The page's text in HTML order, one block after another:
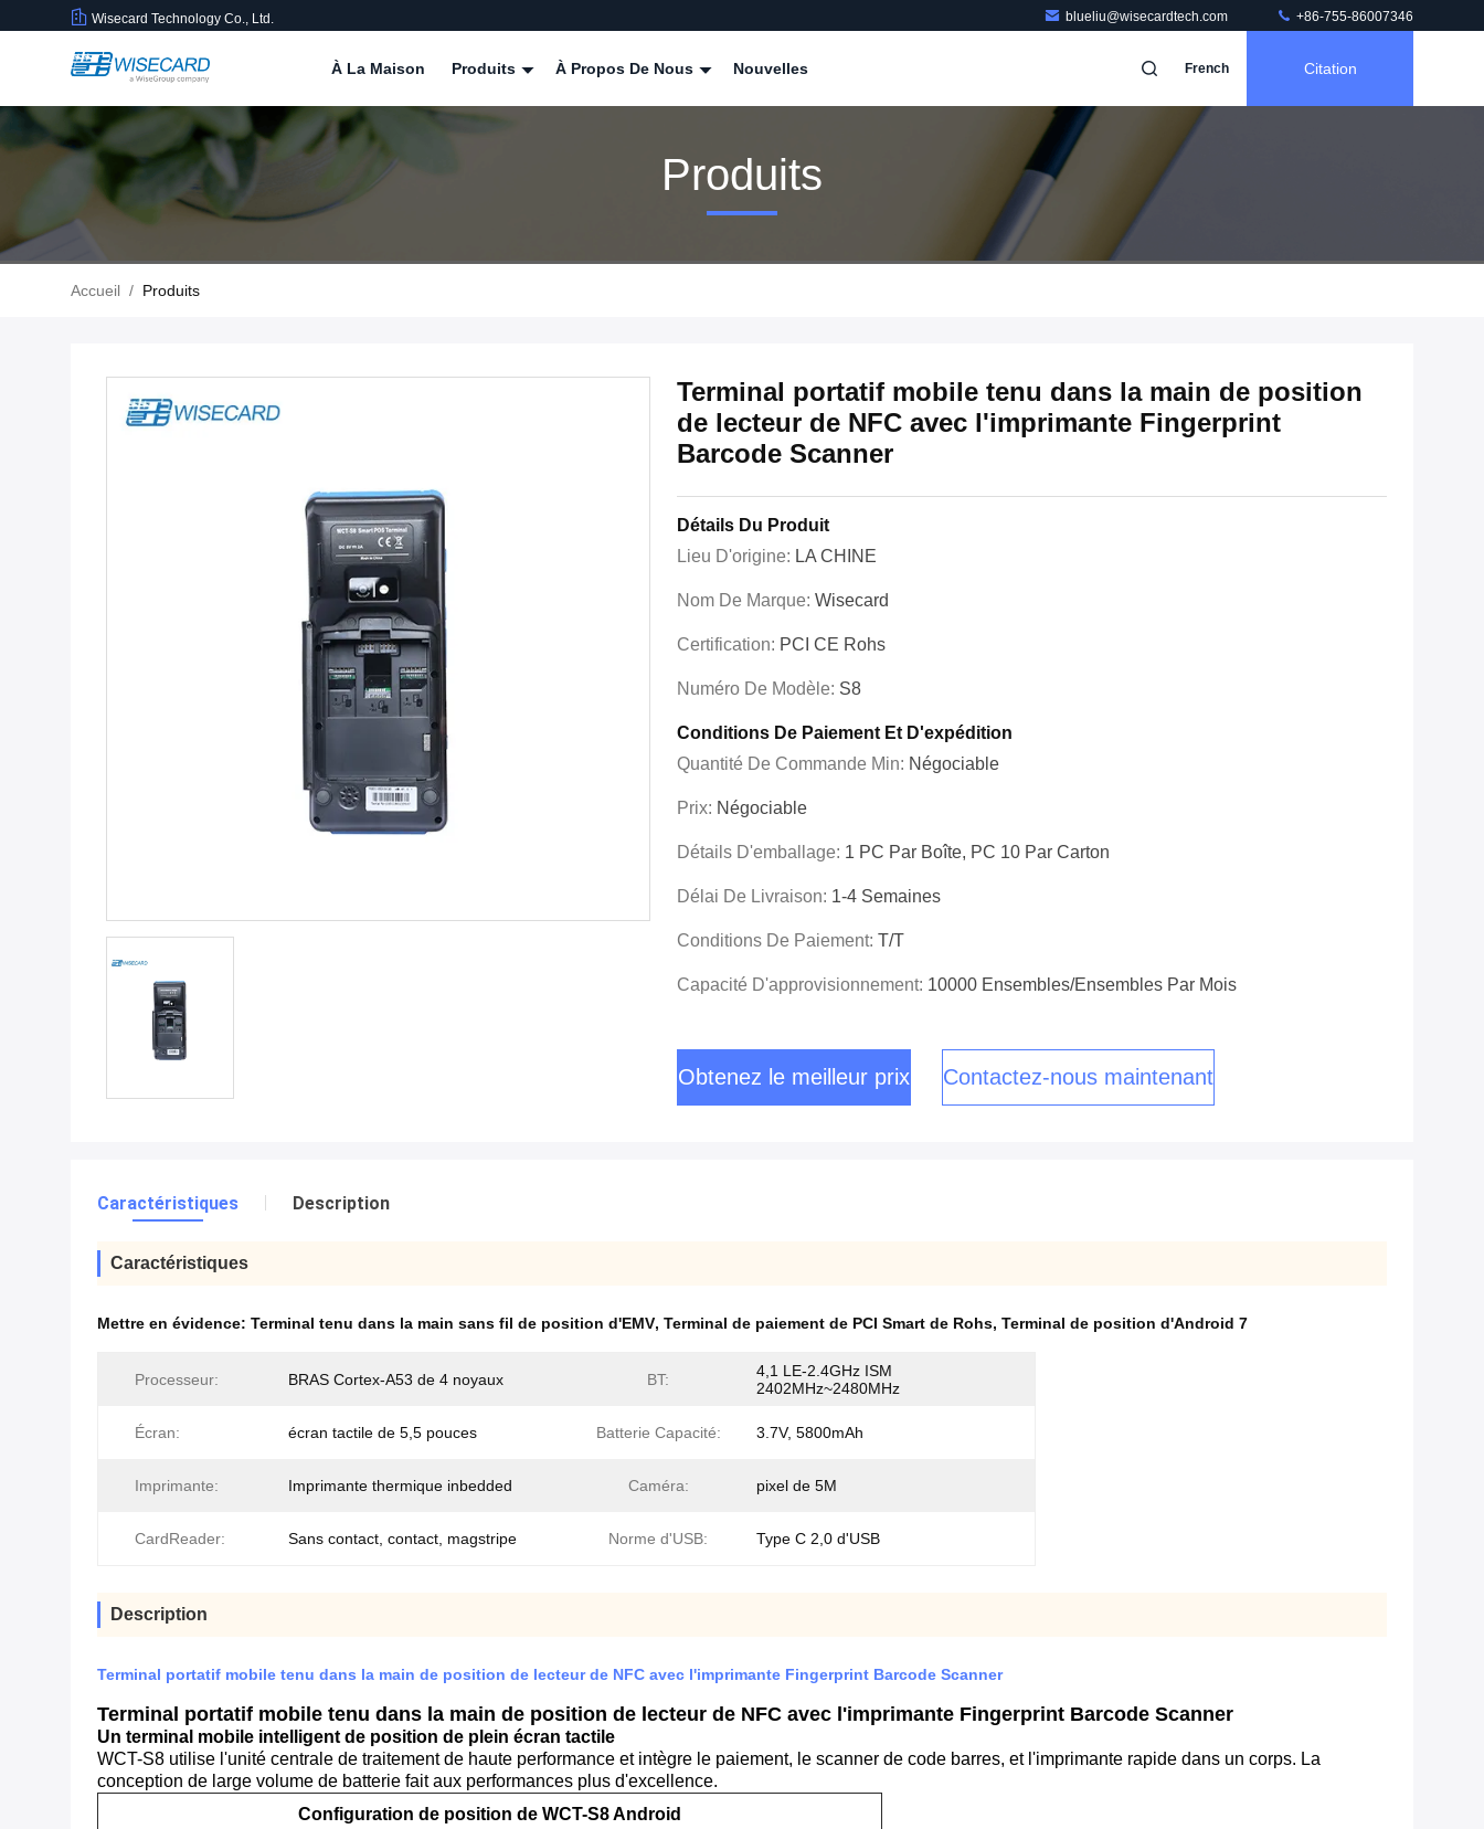
Wisecard Technology Co., Ltd. blueliu@wisecardtech.com +86-755-86007346
À La Maison Produits À Propos De Nous Nouvelles French Citation
Produits
Accueil / Produits
Terminal portatif mobile tenu dans la main de position
de lecteur de NFC avec l'imprimante Fingerprint
Barcode Scanner
Détails Du Produit
Lieu D'origine: LA CHINE
Nom De Marque: Wisecard
Certification: PCI CE Rohs
Numéro De Modèle: S8
Conditions De Paiement Et D'expédition
Quantité De Commande Min: Négociable
Prix: Négociable
Détails D'emballage: 1 PC Par Boîte, PC 10 Par Carton
Délai De Livraison: 1-4 Semaines
Conditions De Paiement: T/T
Capacité D'approvisionnement: 10000 Ensembles/ensembles Par Mois
Obtenez le meilleur prix Contactez-nous maintenant
Caractéristiques Description
Caractéristiques
Mettre en évidence: Terminal tenu dans la main sans fil de position d'EMV, Terminal de paiement de PCI Smart de Rohs, Terminal de position d'Android 7
Processeur: BRAS Cortex-A53 de 4 noyaux BT:
4,1 LE-2.4GHz ISM
2402MHz~2480MHz
Écran: écran tactile de 5,5 pouces Batterie Capacité: 3.7V, 5800mAh
Imprimante: Imprimante thermique inbedded Caméra: pixel de 5M
CardReader: Sans contact, contact, magstripe Norme d'USB: Type C 2,0 d'USB
Description
Terminal portatif mobile tenu dans la main de position de lecteur de NFC avec l'imprimante Fingerprint Barcode Scanner
Terminal portatif mobile tenu dans la main de position de lecteur de NFC avec l'imprimante Fingerprint Barcode Scanner
Un terminal mobile intelligent de position de plein écran tactile
WCT-S8 utilise l'unité centrale de traitement de haute performance et intègre le paiement, le scanner de code barres, et l'imprimante rapide dans un corps. La
conception de large volume de batterie fait aux performances plus d'excellence.
Configuration de position de WCT-S8 Android